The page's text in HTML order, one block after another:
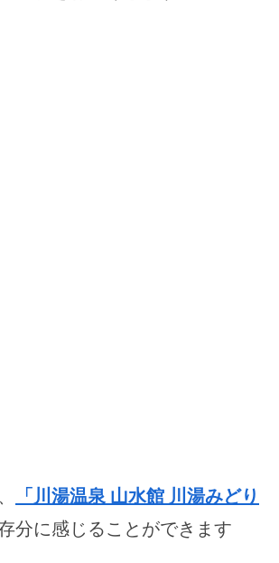
「川湯温泉 山水館 川湯みどり
分に感じることができます